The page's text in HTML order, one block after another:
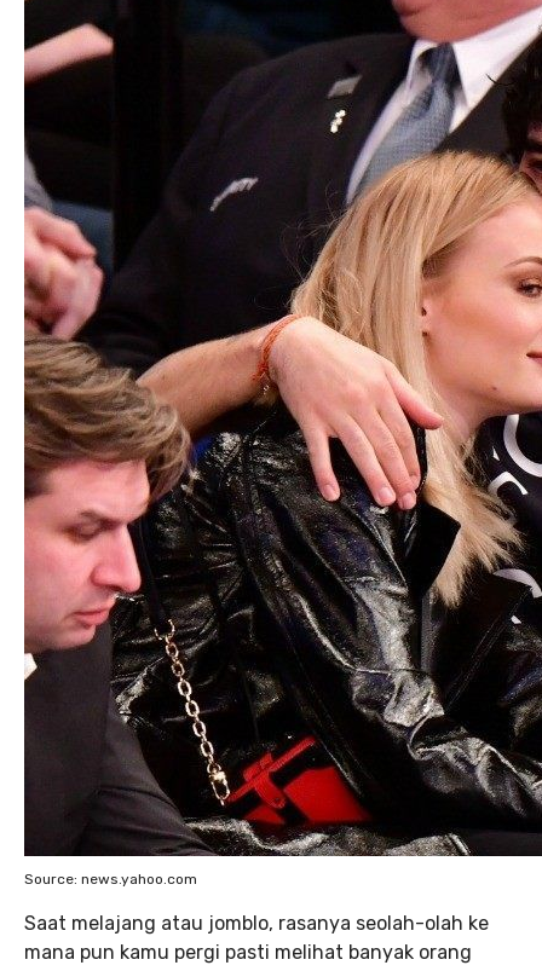
Source: news.yahoo.com
Saat melajang atau jomblo, rasanya seolah-olah ke
mana pun kamu pergi pasti melihat banyak orang